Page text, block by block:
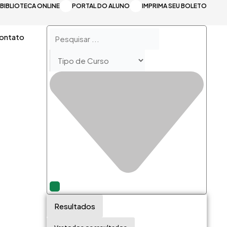
IMPRIMA SEU BOLETO
PORTAL DO ALUNO
BIBLIOTECA ONLINE
...
Resultados